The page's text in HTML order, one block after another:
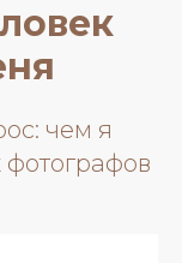
чем я
фотографов